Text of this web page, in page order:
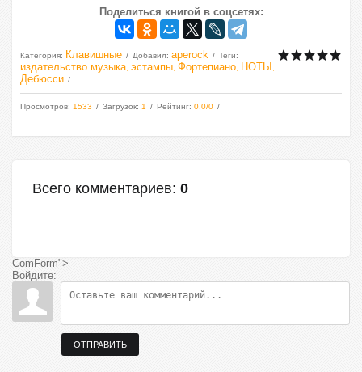
Поделиться книгой в соцсетях:
Категория: Клавишные Добавил: aperock Теги:
издательство музыка эстампы Фортепиано НОТЫ
Дебюсси
Просмотров: 1533 Загрузок: 1 Рейтинг: 0.0/0
Всего комментариев: 0
ComForm">
Войдите:
ОТПРАВИТЬ